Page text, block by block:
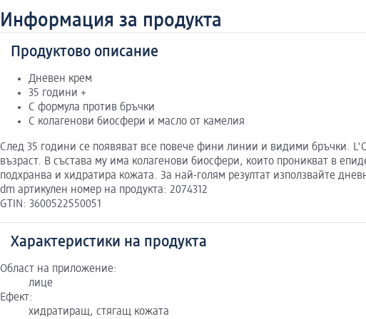
Информация за продукта
Продуктово описание
Дневен крем
35 години +
С формула против бръчки
С колагенови биосфери и масло от камелия
След 35 години се появяват все повече фини линии и видими бръчки.
възраст. В състава му има колагенови биосфери, които проникват в
подхранва и хидратира кожата. За най-голям резултат използвайте
dm артикулен номер на продукта: 2074312
GTIN: 3600522550051
Характеристики на продукта
Област на приложение:
лице
Ефект:
хидратиращ, стягащ кожата